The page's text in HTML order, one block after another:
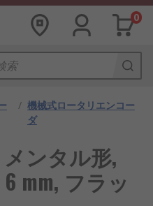
0
/ 機械式ロータリエンコー
ダ
ンタル形,
6 mm, フラッ